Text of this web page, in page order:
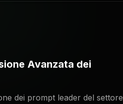
Avanzata dei
dei prompt leader del settore